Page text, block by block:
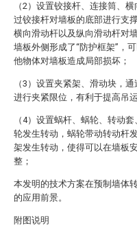
（2）设置铰接杆、连接筒、
过铰接杆对墙板的底部进行支
横向滑动杆以及纵向滑动杆对
墙板外侧形成了“防护框架”，
他物体对墙板造成局部损坏；
（3）设置夹紧架、滑动块，
进行夹紧限位，有利于提高吊
（4）设置蜗杆、蜗轮、转动
轮发生转动，蜗轮带动转动杆
架发生转动，使得可以在墙板
整；
本发明的技术方案在预制墙体
的应用前景。
附图说明